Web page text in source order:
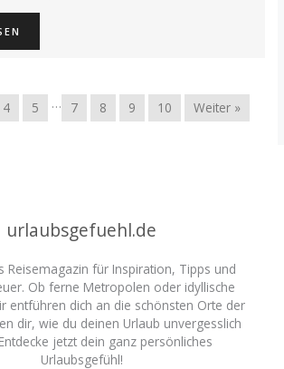
4 5 … 7 8 9 10 Weiter »
urlaubsgefuehl.de
Reisemagazin für Inspiration, Tipps und
Ob ferne Metropolen oder idyllische
entführen dich an die schönsten Orte der
dir, wie du deinen Urlaub unvergesslich
jetzt dein ganz persönliches
Urlaubsgefühl!